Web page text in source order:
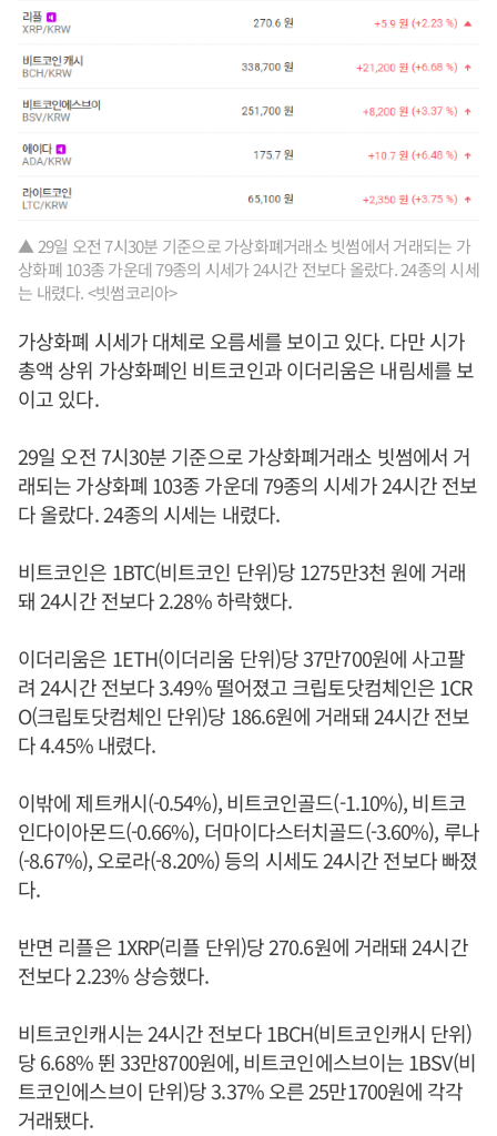
▲ 29일 오전 7시30분 기준으로 가상화폐거래소 빗썸에서 거래되는 가
상화폐 103종 가운데 79종의 시세가 24시간 전보다 올랐다. 24종의 시세
는 내렸다. <빗썸코리아>
가상화폐 시세가 대체로 오름세를 보이고 있다. 다만 시가
총액 상위 가상화폐인 비트코인과 이더리움은 내림세를 보
이고 있다.
29일 오전 7시30분 기준으로 가상화폐거래소 빗썸에서 거
래되는 가상화폐 103종 가운데 79종의 시세가 24시간 전보
다 올랐다. 24종의 시세는 내렸다.
비트코인은 1BTC(비트코인 단위)당 1275만3천 원에 거래
돼 24시간 전보다 2.28% 하락했다.
이더리움은 1ETH(이더리움 단위)당 37만700원에 사고팔
려 24시간 전보다 3.49% 떨어졌고 크립토닷컴체인은 1CR
O(크립토닷컴체인 단위)당 186.6원에 거래돼 24시간 전보
다 4.45% 내렸다.
이밖에 제트캐시(-0.54%), 비트코인골드(-1.10%), 비트코
인다이아몬드(-0.66%), 더마이다스터치골드(-3.60%), 루나
(-8.67%), 오로라(-8.20%) 등의 시세도 24시간 전보다 빠졌
다.
반면 리플은 1XRP(리플 단위)당 270.6원에 거래돼 24시간
전보다 2.23% 상승했다.
비트코인캐시는 24시간 전보다 1BCH(비트코인캐시 단위)
당 6.68% 뛴 33만8700원에, 비트코인에스브이는 1BSV(비
트코인에스브이 단위)당 3.37% 오른 25만1700원에 각각
거래됐다.